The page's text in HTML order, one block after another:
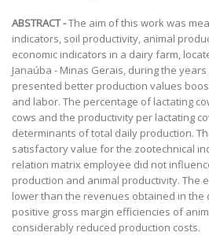
ABSTRACT -The aim of this work was
indicators, soil productivity, animal
economic indicators in a dairy farm,
Janaúba - Minas Gerais, during the years
presented better production values
and labor. The percentage of lactating
cows and the productivity per lactating
determinants of total daily production.
satisfactory value for the zootechnical
relation matrix employee did not
production and animal productivity. The
lower than the revenues obtained in the
positive gross margin efficiencies of
considerably reduced production costs.